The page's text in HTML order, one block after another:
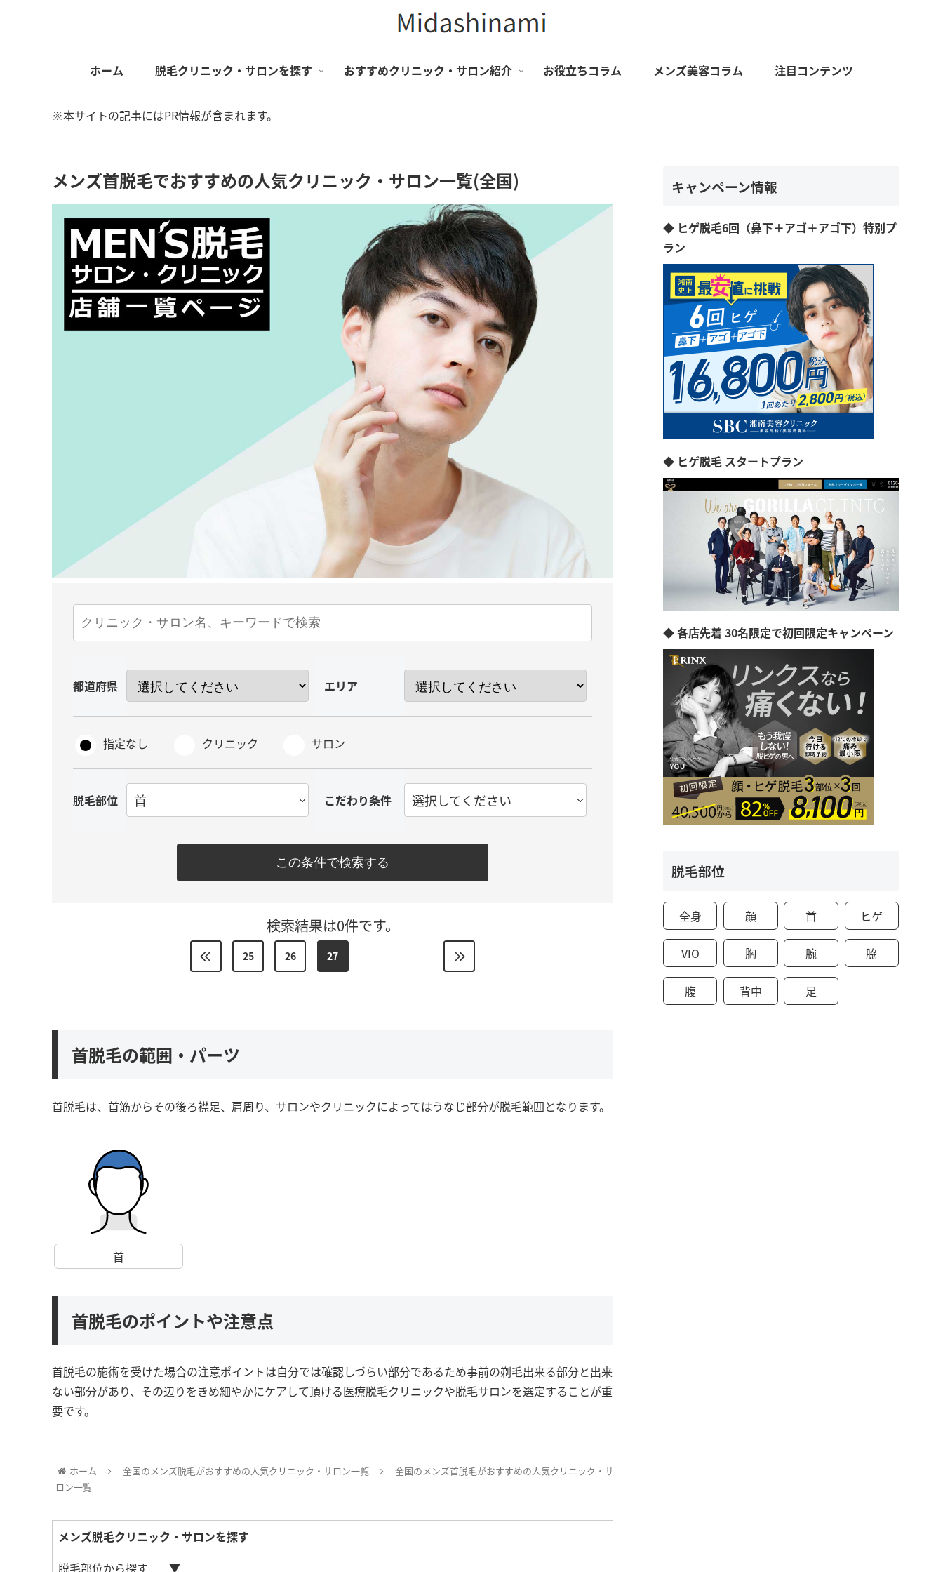
ホーム 脱毛クリニック・サロンを探す おすすめクリニック・サロン紹介 お役立ちコラム メンズ美容コラム 注目コンテンツ
※本サイトの記事にはPR情報が含まれます。
メンズ首脱毛でおすすめの人気クリニック・サロン一覧(全国)
都道府県 エリア
指定なし クリニック サロン
脱毛部位 首 こだわり条件 選択してください
この条件で検索する
検索結果は0件です。
25 26 27
首脱毛の範囲・パーツ
首脱毛は、首筋からその後ろ襟足、肩周り、サロンやクリニックによってはうなじ部分が脱毛範囲となります。
首
首脱毛のポイントや注意点
首脱毛の施術を受けた場合の注意ポイントは自分では確認しづらい部分であるため事前の剃毛出来る部分と出来
ない部分があり、その辺りをきめ細やかにケアして頂ける医療脱毛クリニックや脱毛サロンを選定することが重
要です。
ホーム 全国のメンズ脱毛がおすすめの人気クリニック・サロン一覧
全国のメンズ首脱毛がおすすめの人気クリニック・サ
ロン一覧
メンズ脱毛クリニック・サロンを探す
脱毛部位から探す
キャンペーン情報
◆ ヒゲ脱毛6回（鼻下＋アゴ＋アゴ下）特別プ
ラン
◆ ヒゲ脱毛 スタートプラン
◆ 各店先着 30名限定で初回限定キャンペーン
脱毛部位
全身 顔 首 ヒゲ
VIO 胸 腕 脇
腹 背中 足